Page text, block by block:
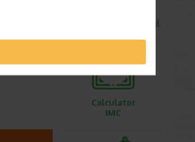
doza
sub 25°C, in
metabolismului bazal
Calculator
IMC